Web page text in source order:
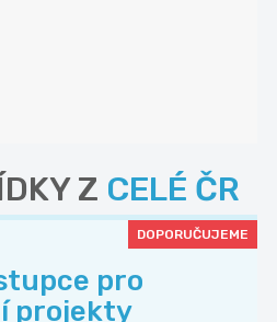
Z CELÉ ČR
DOPORUČUJEME
pro
projekty